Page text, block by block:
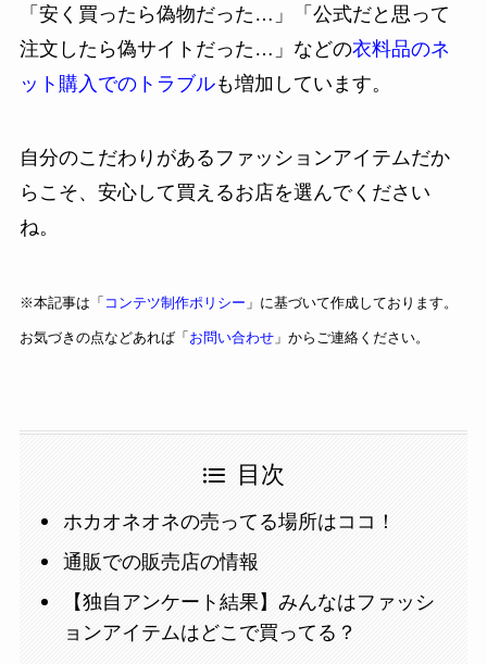
「安く買ったら偽物だった…」「公式だと思って
注文したら偽サイトだった…」などの衣料品のネ
ット購入でのトラブルも増加しています。
自分のこだわりがあるファッションアイテムだか
らこそ、安心して買えるお店を選んでください
ね。
※本記事は「 コンテツ制作ポリシー 」に基づいて作成しております。
お気づきの点などあれば「お問い合わせ」からご連絡ください。
目次
ホカオネオネの売ってる場所はココ！
通販での販売店の情報
【独自アンケート結果】みんなはファッシ
ョンアイテムはどこで買ってる？